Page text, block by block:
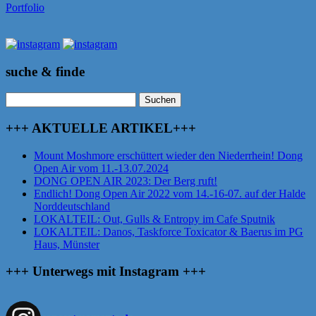
Portfolio
suche & finde
nach:
+++ AKTUELLE ARTIKEL+++
Mount Moshmore erschüttert wieder den Niederrhein! Dong
Open Air vom 11.-13.07.2024
DONG OPEN AIR 2023: Der Berg ruft!
Endlich! Dong Open Air 2022 vom 14.-16-07. auf der Halde
Norddeutschland
LOKALTEIL: Out, Gulls & Entropy im Cafe Sputnik
LOKALTEIL: Danos, Taskforce Toxicator & Baerus im PG
Haus, Münster
+++ Unterwegs mit Instagram +++